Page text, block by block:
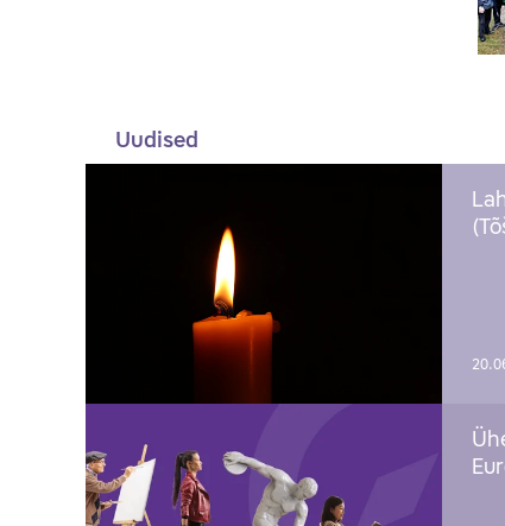
Uudised